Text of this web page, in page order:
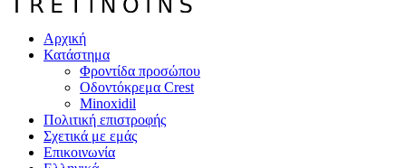
Αρχική
Κατάστημα
Φροντίδα προσώπου
Οδοντόκρεμα Crest
Minoxidil
Πολιτική επιστροφής
Σχετικά με εμάς
Επικοινωνία